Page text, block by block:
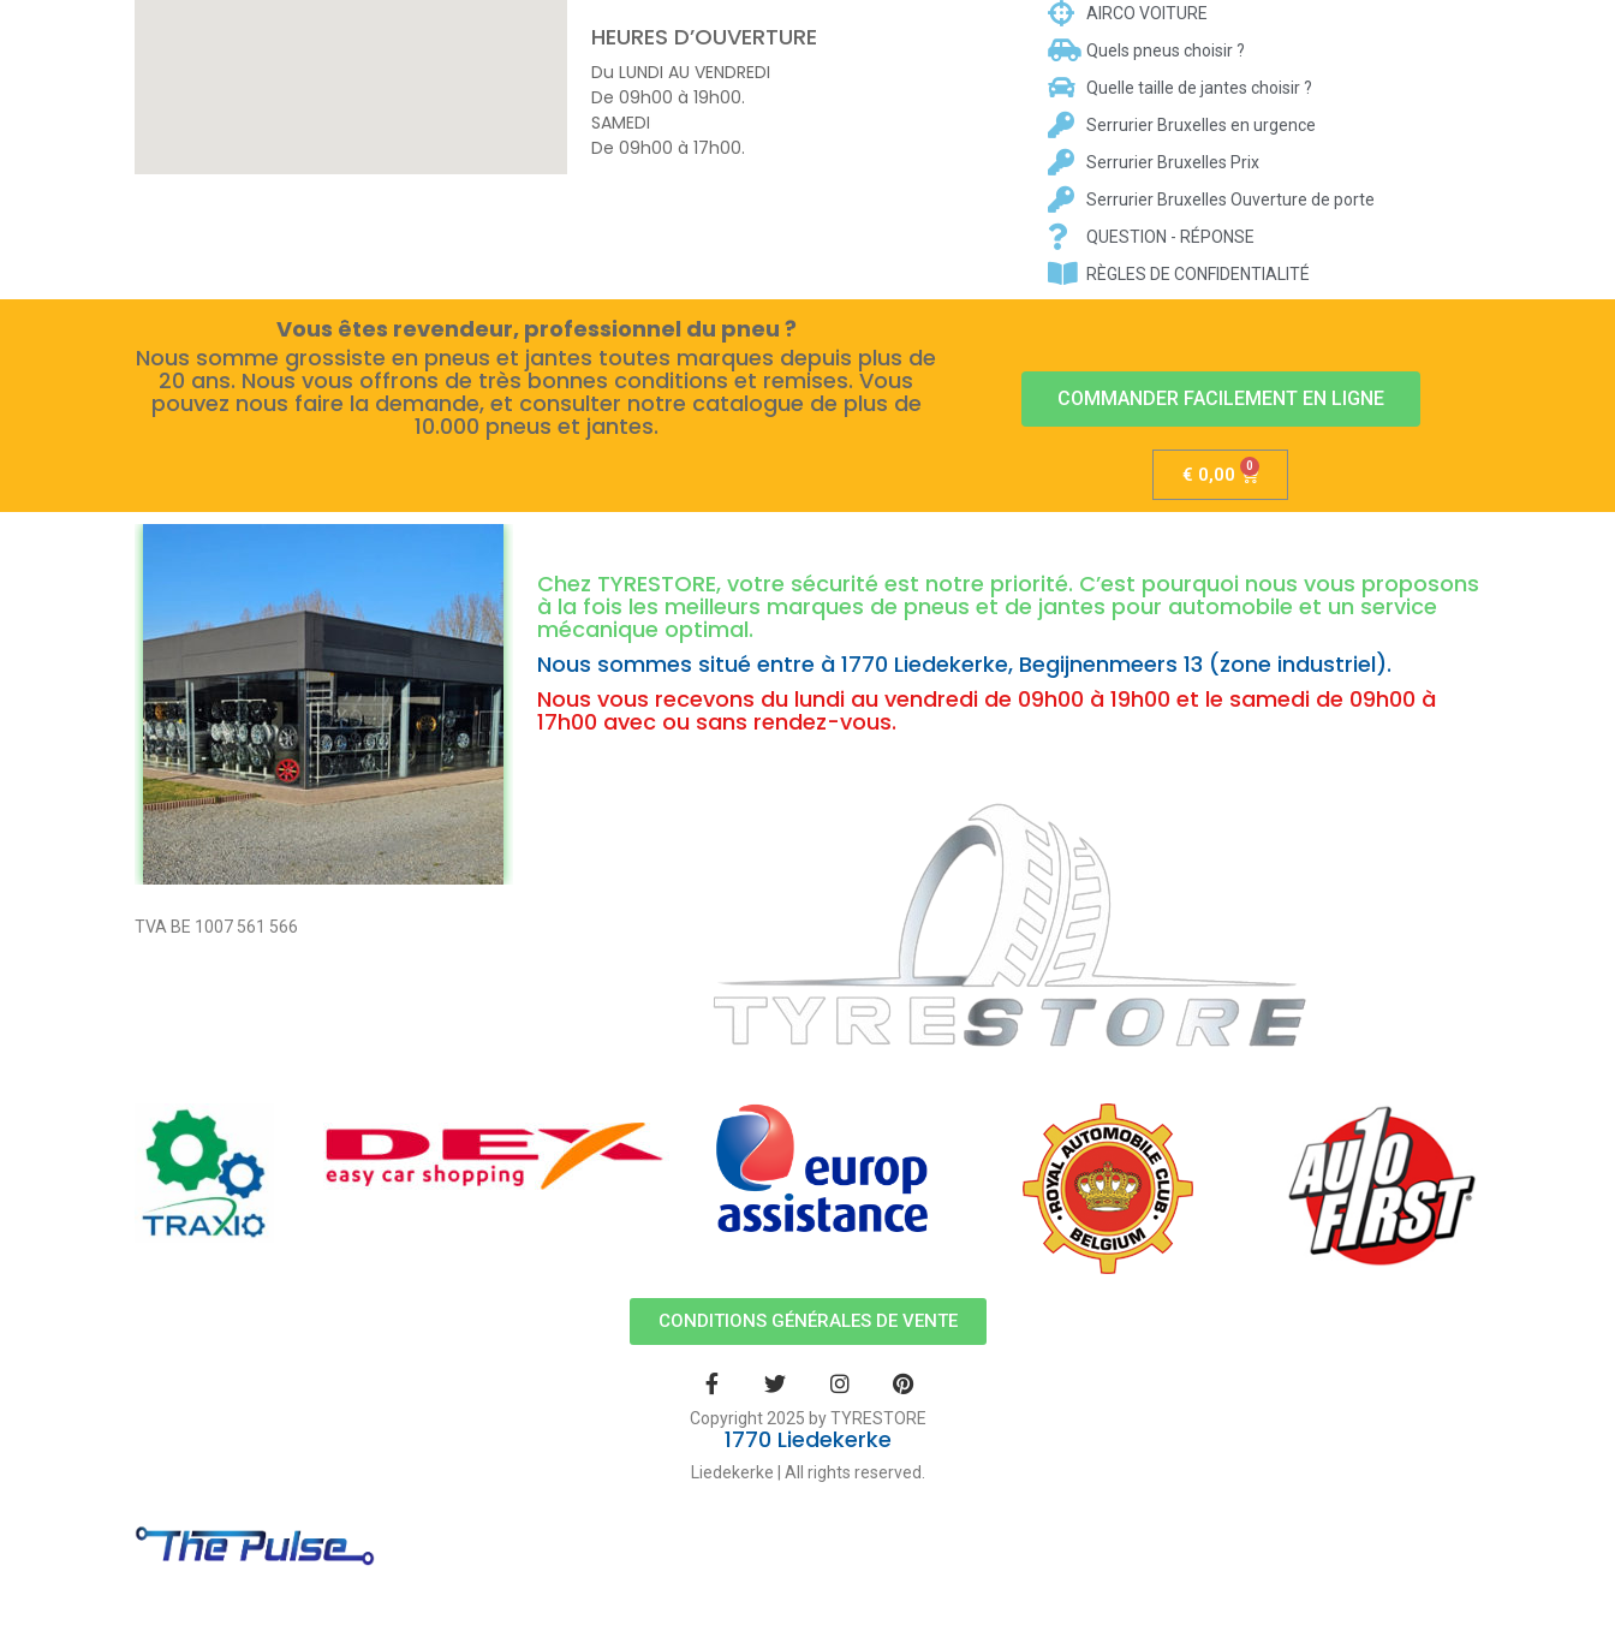
HEURES D’OUVERTURE
Du LUNDI AU VENDREDI
De 09h00 à 19h00.
SAMEDI
De 09h00 à 17h00.
AIRCO VOITURE
Quels pneus choisir ?
Quelle taille de jantes choisir ?
Serrurier Bruxelles en urgence
Serrurier Bruxelles Prix
Serrurier Bruxelles Ouverture de porte
QUESTION - RÉPONSE
RÈGLES DE CONFIDENTIALITÉ
Vous êtes revendeur, professionnel du pneu ?
Nous somme grossiste en pneus et jantes toutes marques depuis plus de
20 ans. Nous vous offrons de très bonnes conditions et remises. Vous
pouvez nous faire la demande, et consulter notre catalogue de plus de
10.000 pneus et jantes.
COMMANDER FACILEMENT EN LIGNE
€ 0,00
TVA BE 1007 561 566
Chez TYRESTORE, votre sécurité est notre priorité. C’est pourquoi nous vous proposons
à la fois les meilleurs marques de pneus et de jantes pour automobile et un service
mécanique optimal.
Nous sommes situé entre à 1770 Liedekerke, Begijnenmeers 13 (zone industriel).
Nous vous recevons du lundi au vendredi de 09h00 à 19h00 et le samedi de 09h00 à
17h00 avec ou sans rendez-vous.
CONDITIONS GÉNÉRALES DE VENTE
Copyright 2025 by TYRESTORE
1770 Liedekerke
Liedekerke | All rights reserved.